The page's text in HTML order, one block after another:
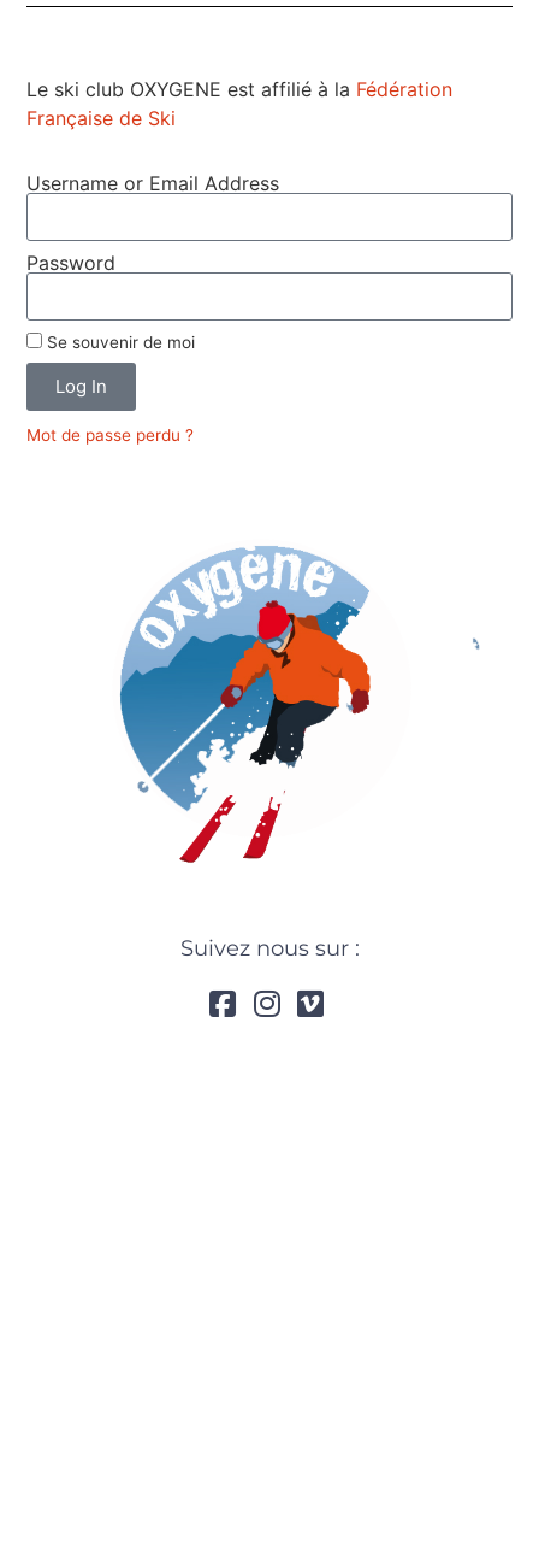
Le ski club OXYGENE est affilié à la Fédération
Française de Ski
Username or Email Address
Password
Se souvenir de moi
Log In
Mot de passe perdu ?
Suivez nous sur :